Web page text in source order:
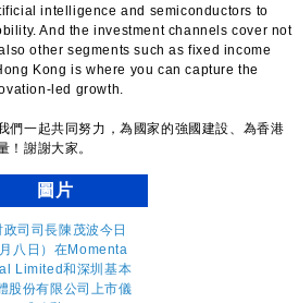
intelligence and semiconductors to
And the investment channels cover not
other segments such as fixed income
Kong is where you can capture the
led growth.
一起共同努力，為國家的強國建設、為香港
！謝謝大家。
圖片